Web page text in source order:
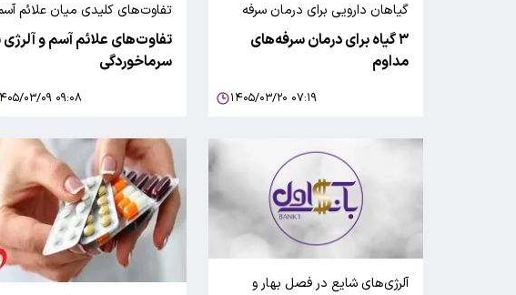
گیاهان دارویی برای درمان سرفه
۳ گیاه برای درمان سرفه‌های
مداوم
۱۴۰۵/۰۳/۲۰ ۰۷:۱۹
تفاوت‌های کلیدی میان علائم
آلرژی و سرماخوردگی
تفاوت‌های علائم آسم و آلرژی
سرماخوردگی
۱۴۰۵/۰۳/۰۹
آلرژی‌های شایع در فصل بهار و